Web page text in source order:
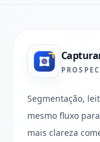
Segmentação,
mesmo fluxo
mais clareza